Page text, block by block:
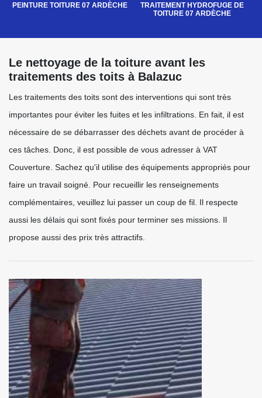
PEINTURE TOITURE 07 ARDÈCHE
TRAITEMENT HYDROFUGE DE
TOITURE 07 ARDÈCHE
Le nettoyage de la toiture avant les
traitements des toits à Balazuc
Les traitements des toits sont des interventions qui sont très
importantes pour éviter les fuites et les infiltrations. En fait, il est
nécessaire de se débarrasser des déchets avant de procéder à
ces tâches. Donc, il est possible de vous adresser à VAT
Couverture. Sachez qu'il utilise des équipements appropriés pour
faire un travail soigné. Pour recueillir les renseignements
complémentaires, veuillez lui passer un coup de fil. Il respecte
aussi les délais qui sont fixés pour terminer ses missions. Il
propose aussi des prix très attractifs.